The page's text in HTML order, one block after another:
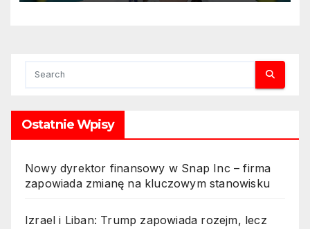
Ostatnie Wpisy
Nowy dyrektor finansowy w Snap Inc – firma
zapowiada zmianę na kluczowym stanowisku
Izrael i Liban: Trump zapowiada rozejm, lecz